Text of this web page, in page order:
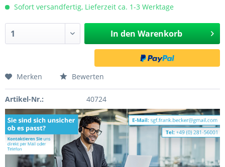
Sofort versandfertig, Lieferzeit ca. 1-3 Werktage
In den Warenkorb
Merken Bewerten
Artikel-Nr.: 40724